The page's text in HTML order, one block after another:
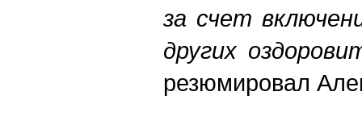
за счет
других
резюмировал